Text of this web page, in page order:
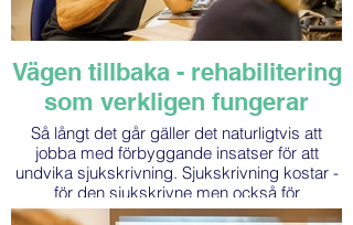
Vägen tillbaka - rehabilitering
som verkligen fungerar
Så långt det går gäller det naturligtvis att
jobba med förbyggande insatser för att
undvika sjukskrivning. Sjukskrivning kostar -
för den sjukskrivne men också för
arbetsgivaren.